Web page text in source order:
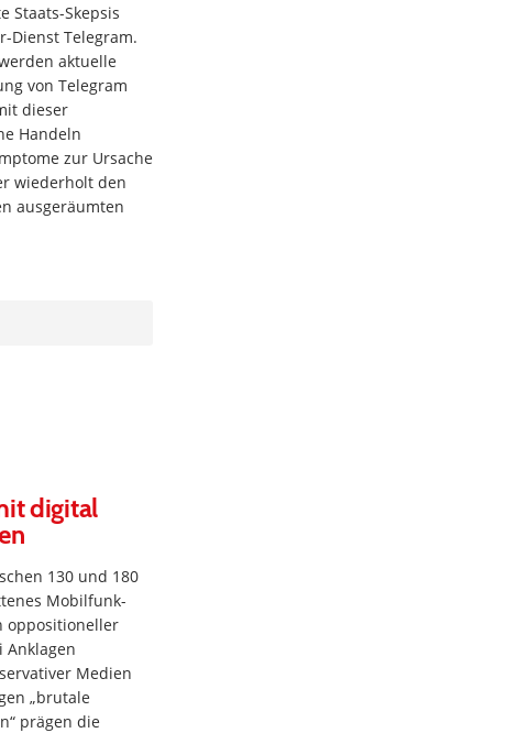
Staats-Skepsis
Dienst Telegram.
aktuelle
von Telegram
dieser
Handeln
zur Ursache
wiederholt den
ausgeräumten
digital
130 und 180
Mobilfunk-
oppositioneller
Anklagen
Medien
„brutale
prägen die